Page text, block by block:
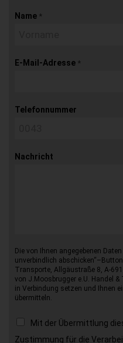
Name *
E-Mail-Adresse *
Telefonnummer
Nachricht
Die von Ihnen angegebenen
unverbindlich
Transporte, Allgäustraße 8, A-
von J.Moosbrugger e.U. Handel
in Verbindung setzen und Ihnen
übermitteln.
Mit der Übermittlung
Zustimmung für die